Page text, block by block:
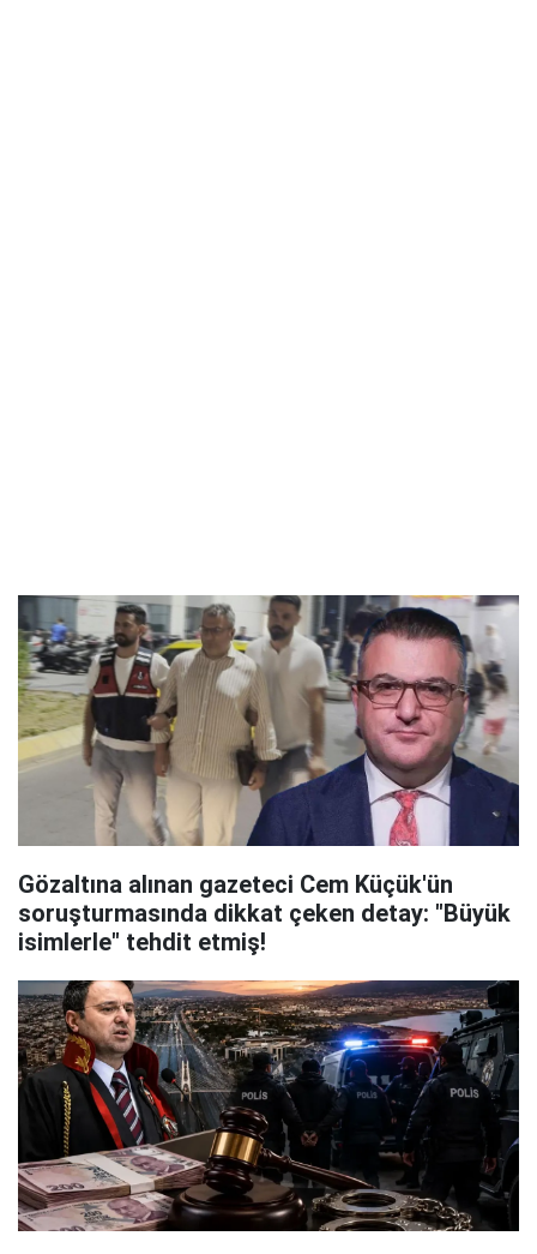
Gözaltına alınan gazeteci Cem Küçük'ün
soruşturmasında dikkat çeken detay: "Büyük
isimlerle" tehdit etmiş!